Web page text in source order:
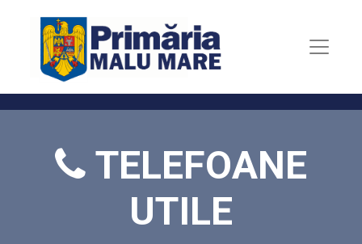
TELEFOANE
UTILE